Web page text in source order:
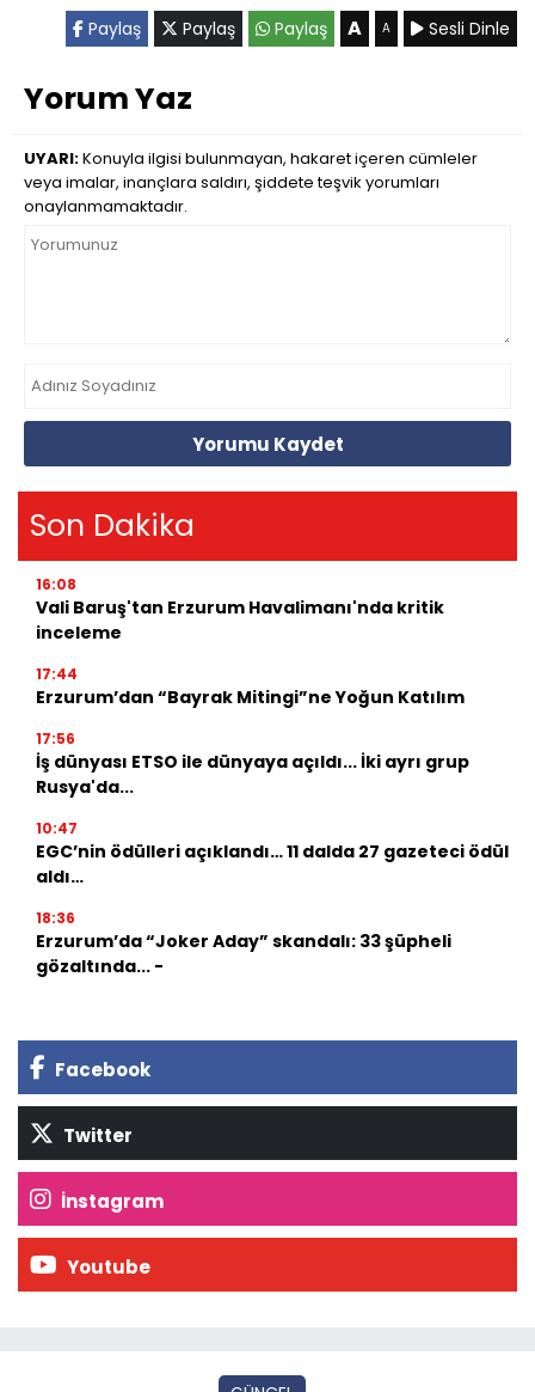
Paylaş
Paylaş Paylaş A A Sesli Dinle
Yorum Yaz
UYARI:Konuyla ilgisi bulunmayan, hakaret içeren cümleler
veya imalar, inançlara saldırı, şiddete teşvik yorumları
onaylanmamaktadır.
Yorumu Kaydet
Son Dakika
16:08
Vali Baruş'tan Erzurum Havalimanı'nda kritik
inceleme
17:44
Erzurum’dan “Bayrak Mitingi”ne Yoğun Katılım
17:56
İş dünyası ETSO ile dünyaya açıldı... İki ayrı grup
Rusya'da...
10:47
EGC’nin ödülleri açıklandı… 11 dalda 27 gazeteci ödül
aldı…
18:36
Erzurum’da “Joker Aday” skandalı: 33 şüpheli
gözaltında... -
Facebook
Twitter
İnstagram
Youtube